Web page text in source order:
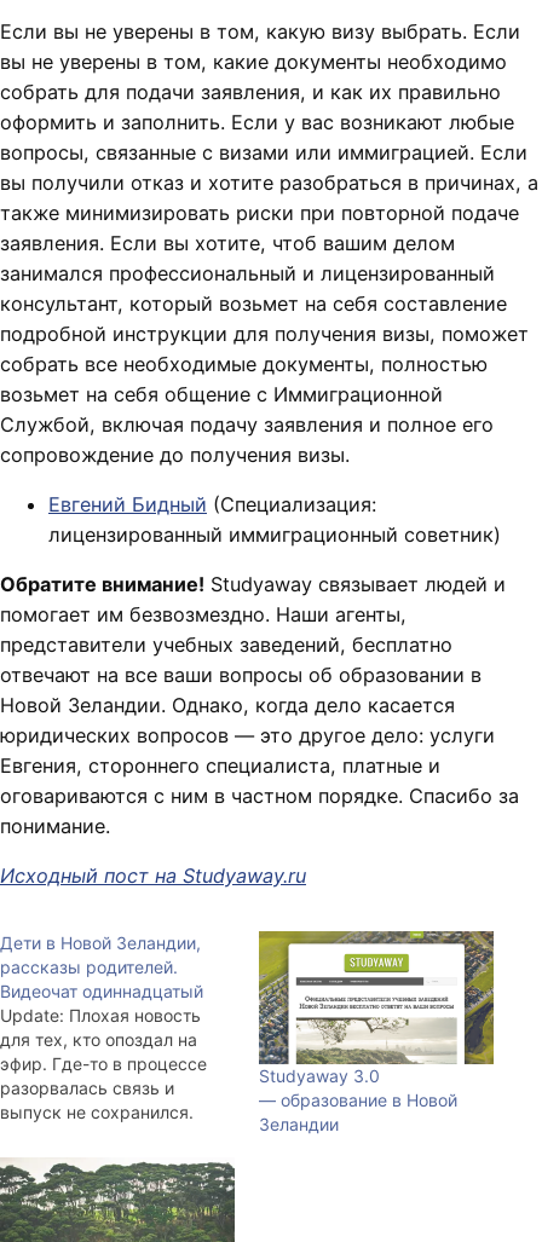
Если вы не уверены в том, какую визу выбрать. Если
вы не уверены в том, какие документы необходимо
собрать для подачи заявления, и как их правильно
оформить и заполнить. Если у вас возникают любые
вопросы, связанные с визами или иммиграцией. Если
вы получили отказ и хотите разобраться в причинах, а
также минимизировать риски при повторной подаче
заявления. Если вы хотите, чтоб вашим делом
занимался профессиональный и лицензированный
консультант, который возьмет на себя составление
подробной инструкции для получения визы, поможет
собрать все необходимые документы, полностью
возьмет на себя общение с Иммиграционной
Службой, включая подачу заявления и полное его
сопровождение до получения визы.
Евгений Бидный (Специализация:
лицензированный иммиграционный советник)
Обратите внимание! Studyaway связывает людей и
помогает им безвозмездно. Наши агенты,
представители учебных заведений, бесплатно
отвечают на все ваши вопросы об образовании в
Новой Зеландии. Однако, когда дело касается
юридических вопросов — это другое дело: услуги
Евгения, стороннего специалиста, платные и
оговариваются с ним в частном порядке. Спасибо за
понимание.
Исходный пост на Studyaway.ru
Дети в Новой Зеландии,
рассказы родителей.
Видеочат одиннадцатый
Update: Плохая новость
для тех, кто опоздал на
эфир. Где-то в процессе
разорвалась связь и
выпуск не сохранился.
задавать ему вопросы,
поэтому, милости просим,
пишите в личку или
оставляйте комментарии.
Studyaway 3.0
— образование в Новой
Зеландии